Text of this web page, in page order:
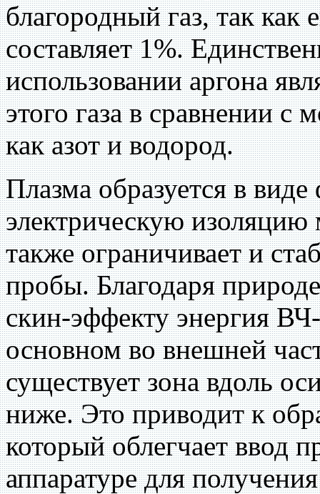
благородный газ, так как
составляет 1%.
использовании аргона
этого газа в сравнении
как азот и водород.
Плазма образуется в виде
электрическую
также ограничивает и
пробы. Благодаря
скин-эффекту энергия
основном во внешней
существует зона вдоль
ниже. Это приводит к
который облегчает ввод
аппаратуре для